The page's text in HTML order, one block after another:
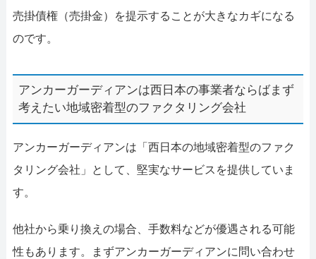
売掛債権（売掛金）を提示することが大きなカギになる
のです。
アンカーガーディアンは西日本の事業者ならばまず
考えたい地域密着型のファクタリング会社
アンカーガーディアンは「西日本の地域密着型のファク
タリング会社」として、堅実なサービスを提供していま
す。
他社から乗り換えの場合、手数料などが優遇される可能
性もあります。まずアンカーガーディアンに問い合わせ